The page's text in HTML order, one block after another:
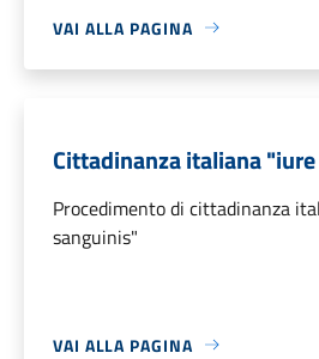
VAI ALLA PAGINA
Cittadinanza italiana
Procedimento di cittadinanza
sanguinis"
VAI ALLA PAGINA